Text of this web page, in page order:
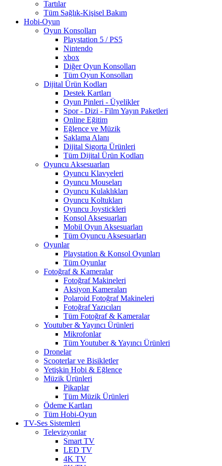
Tartılar
Tüm Sağlık-Kişisel Bakım
Hobi-Oyun
Oyun Konsolları
Playstation 5 / PS5
Nintendo
xbox
Diğer Oyun Konsolları
Tüm Oyun Konsolları
Dijital Ürün Kodları
Destek Kartları
Oyun Pinleri - Üyelikler
Spor - Dizi - Film Yayın Paketleri
Online Eğitim
Eğlence ve Müzik
Saklama Alanı
Dijital Sigorta Ürünleri
Tüm Dijital Ürün Kodları
Oyuncu Aksesuarları
Oyuncu Klavyeleri
Oyuncu Mouseları
Oyuncu Kulaklıkları
Oyuncu Koltukları
Oyuncu Joystickleri
Konsol Aksesuarları
Mobil Oyun Aksesuarları
Tüm Oyuncu Aksesuarları
Oyunlar
Playstation & Konsol Oyunları
Tüm Oyunlar
Fotoğraf & Kameralar
Fotoğraf Makineleri
Aksiyon Kameraları
Polaroid Fotoğraf Makineleri
Fotoğraf Yazıcıları
Tüm Fotoğraf & Kameralar
Youtuber & Yayıncı Ürünleri
Mikrofonlar
Tüm Youtuber & Yayıncı Ürünleri
Dronelar
Scooterlar ve Bisikletler
Yetişkin Hobi & Eğlence
Müzik Ürünleri
Pikaplar
Tüm Müzik Ürünleri
Ödeme Kartları
Tüm Hobi-Oyun
TV-Ses Sistemleri
Televizyonlar
Smart TV
LED TV
4K TV